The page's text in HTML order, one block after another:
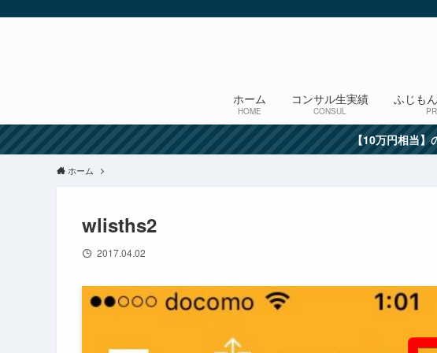
ホーム
HOME
コンサル生実績
CONSUL
ふじも
【10万円相当】
ホーム
wlisths2
2017.04.02